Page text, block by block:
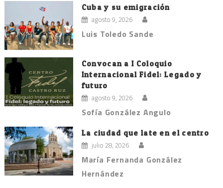
Cuba y su emigración
agosto 9, 2026
Luis Toledo Sande
Convocan a I Coloquio
Internacional Fidel: Legado y
futuro
agosto 9, 2026
Sofía González Angulo
La ciudad que late en el centro
julio 28, 2026
María Fernanda González
Hernández